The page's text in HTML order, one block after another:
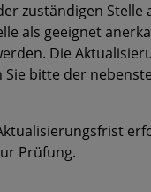
zuständigen
als geeignet
Die
bitte der
Prüfung.